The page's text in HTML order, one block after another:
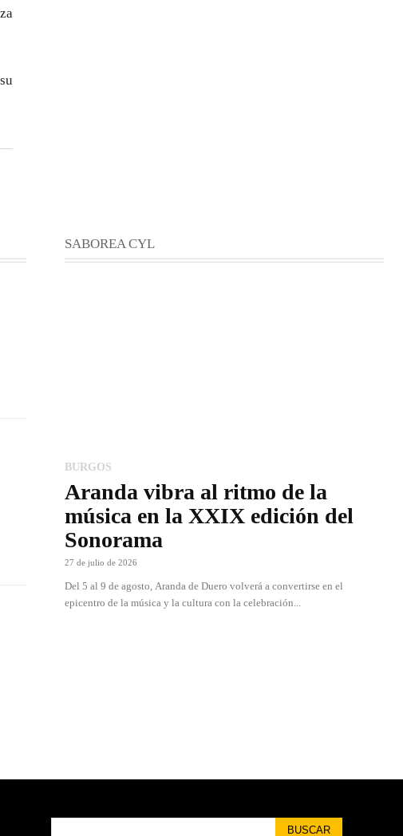
SABOREA CYL
BURGOS
Aranda vibra al ritmo de la
música en la XXIX edición del
Sonorama
27 de julio de 2026
Del 5 al 9 de agosto, Aranda de Duero volverá a convertirse en el
epicentro de la música y la cultura con la celebración...
BUSCAR